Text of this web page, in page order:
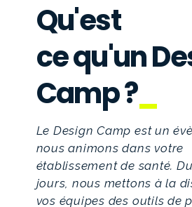
Qu'est
ce qu'un
Camp ?
Le Design Camp est un
nous animons dans votre
établissement de santé.
jours, nous mettons à la
vos équipes des outils de